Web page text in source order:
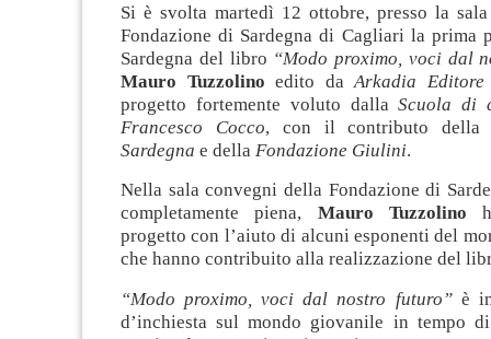
Si è svolta martedì 12 ottobre, presso la
Fondazione di Sardegna di Cagliari la prima
Sardegna del libro “Modo proximo, voci dal
Mauro Tuzzolino edito daArkadia Editore
progetto fortemente voluto dallaScuola di
Francesco Cocco, con il contributo
Sardegna e della Fondazione Giulini.
Nella sala convegni della Fondazione di
completamente piena, Mauro Tuzzolino
progetto con l’aiuto di alcuni esponenti del
che hanno contribuito alla realizzazione del
“Modo proximo, voci dal nostro futuro”è
d’inchiesta sul mondo giovanile in tempo